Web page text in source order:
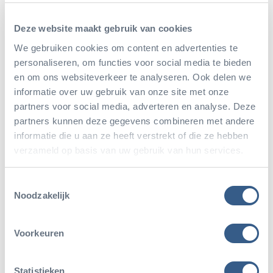
Deze website maakt gebruik van cookies
We gebruiken cookies om content en advertenties te
personaliseren, om functies voor social media te bieden
en om ons websiteverkeer te analyseren. Ook delen we
informatie over uw gebruik van onze site met onze
partners voor social media, adverteren en analyse. Deze
partners kunnen deze gegevens combineren met andere
informatie die u aan ze heeft verstrekt of die ze hebben
verzameld op basis van uw gebruik van hun services.
Noodzakelijk
Voorkeuren
Statistieken
irriteren de huid van mensen sterk. De
dierverzorger zal met de spinnen altijd zo omgaan
dat het afwerpen van de haartjes zo goed mogelijk
wordt vermeden – niet alleen vanwege de
vervelende huidirritaties, maar ook omdat de spin
beter niet zodanig gestrest kan worden dat dit
verdedigingsgedrag optreedt!
Dit artikel is onderdeel van de Parkgids van
achter de schermen en krijgt u inzicht in het reilen